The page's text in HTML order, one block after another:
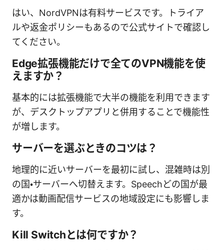
はい、NordVPNは有料サービスです。トライア
ルや返金ポリシーもあるので公式サイトで確認し
てください。
Edge拡張機能だけで全てのVPN機能を使
えますか？
基本的には拡張機能で大半の機能を利用できます
が、デスクトップアプリと併用することで機能性
が増します。
サーバーを選ぶときのコツは？
地理的に近いサーバーを最初に試し、混雑時は別
の国・サーバーへ切替えます。Speechどの国が最
適かは動画配信サービスの地域設定にも影響しま
す。
Kill Switchとは何ですか？